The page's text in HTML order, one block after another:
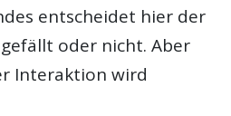
entscheidet hier der
oder nicht. Aber
Interaktion wird